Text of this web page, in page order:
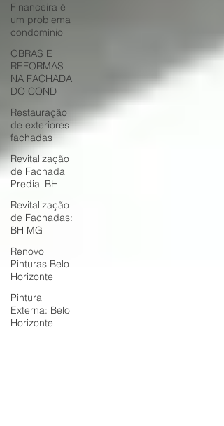
Financeira é
um problema
condomínio
OBRAS E
REFORMAS
NA FACHADA
DO COND
Restauração
de exteriores
fachadas
Revitalização
de Fachada
Predial BH
Revitalização
de Fachadas:
BH MG
Renovo
Pinturas Belo
Horizonte
Pintura
Externa: Belo
Horizonte